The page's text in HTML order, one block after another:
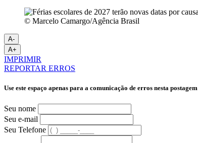
© Marcelo Camargo/Agência Brasil
A-
A+
IMPRIMIR
REPORTAR ERROS
Use este espaço apenas para a comunicação de erros nesta postagem
Seu nome
Seu e-mail
Seu Telefone